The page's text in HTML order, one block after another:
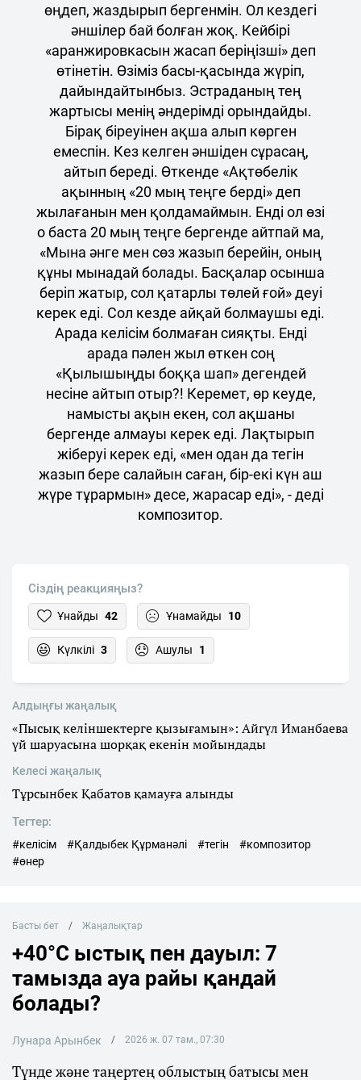
өңдеп, жаздырып бергенмін. Ол кездегі
әншілер бай болған жоқ. Кейбірі
«аранжировкасын жасап беріңізші» деп
өтінетін. Өзіміз басы-қасында жүріп,
дайындайтынбыз. Эстраданың тең
жартысы менің әндерімді орындайды.
Бірақ біреуінен ақша алып көрген
емеспін. Кез келген әншіден сұрасаң,
айтып береді. Өткенде «Ақтөбелік
ақынның «20 мың теңге берді» деп
жылағанын мен қолдамаймын. Енді ол өзі
о баста 20 мың теңге бергенде айтпай ма,
«Мына әнге мен сөз жазып берейін, оның
құны мынадай болады. Басқалар осынша
беріп жатыр, сол қатарлы төлей ғой» деуі
керек еді. Сол кезде айқай болмаушы еді.
Арада келісім болмаған сияқты. Енді
арада пәлен жыл өткен соң
«Қылышыңды боққа шап» дегендей
несіне айтып отыр?! Керемет, өр кеуде,
намысты ақын екен, сол ақшаны
бергенде алмауы керек еді. Лақтырып
жіберуі керек еді, «мен одан да тегін
жазып бере салайын саған, бір-екі күн аш
жүре тұрармын» десе, жарасар еді», - деді
композитор.
Сіздің реакцияңыз?
Ұнайды 42 Ұнамайды 10
Күлкілі 3 Ашулы 1
Алдыңғы жаңалық
«Пысық келіншектерге қызығамын»: Айгүл Иманбаева
үй шаруасына шорқақ екенін мойындады
Келесі жаңалық
Тұрсынбек Қабатов қамауға алынды
Тегтер:
#келісім #Қалдыбек Құрманәлі #тегін
#композитор
#өнер
Басты бет Жаңалықтар
+40°C ыстық пен дауыл: 7
тамызда ауа райы қандай
болады?
Лунара Арынбек 2026 ж. 07 там., 07:30
Түнде және таңертең облыстың батысы мен